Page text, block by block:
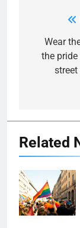
Wear
the
Related